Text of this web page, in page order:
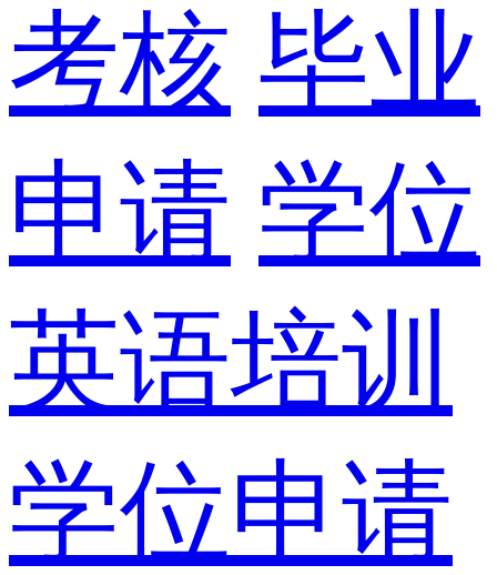
考核 毕业
申请 学位
英语培训
学位申请